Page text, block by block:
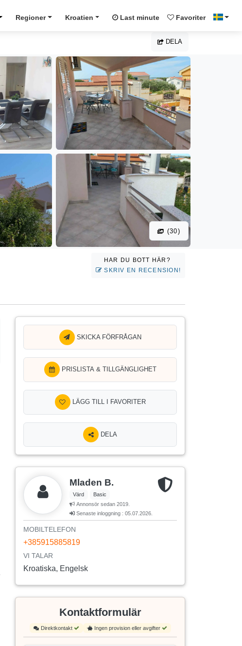
Regioner Kroatien Last minute Favoriter
DELA
(30)
HAR DU BOTT HÄR?
SKRIV EN RECENSION!
SKICKA FÖRFRÅGAN
PRISLISTA & TILLGÄNGLIGHET
LÄGG TILL I FAVORITER
DELA
Mladen B.
Värd
Basic
Annonsör sedan 2019.
Senaste inloggning : 05.07.2026.
MOBILTELEFON
+385915885819
VI TALAR
Kroatiska, Engelsk
Kontaktformulär
Direktkontakt Ingen provision eller avgifter